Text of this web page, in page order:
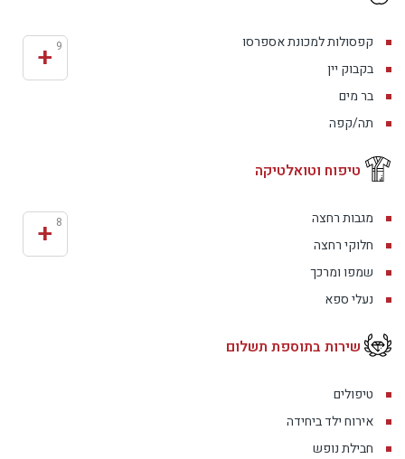
קפסולות למכונת אספרסו
בקבוק יין
בר מים
תה/קפה
+ 9
טיפוח וטואלטיקה
מגבות רחצה
חלוקי רחצה
שמפו ומרכך
נעלי ספא
+ 8
שירות בתוספת תשלום
טיפולים
אירוח ילד ביחידה
חבילת נופש